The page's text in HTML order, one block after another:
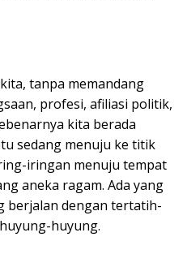
tanpa memandang
profesi, afiliasi politik,
kita berada
sedang menuju ke titik
iringan menuju tempat
aneka ragam. Ada yang
berjalan dengan tertatih-
huyung.